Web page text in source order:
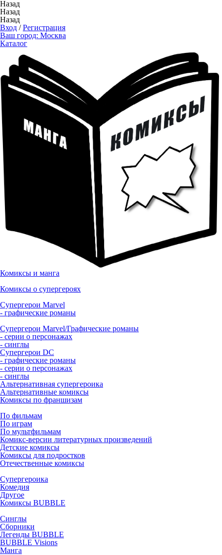
Назад
Назад
Назад
Вход /Регистрация
Ваш город: Москва
Каталог
Комиксы и манга
Комиксы о супергероях
Супергерои Marvel
- графические романы
Супергерои Marvel/Графические романы
- серии о персонажах
- синглы
Супергерои DC
- графические романы
- серии о персонажах
- синглы
Альтернативная супергероика
Альтернативные комиксы
Комиксы по франшизам
По фильмам
По играм
По мультфильмам
Комикс-версии литературных произведений
Детские комиксы
Комиксы для подростков
Отечественные комиксы
Супергероика
Комедия
Другое
Комиксы BUBBLE
Синглы
Сборники
Легенды BUBBLE
BUBBLE Visions
Манга